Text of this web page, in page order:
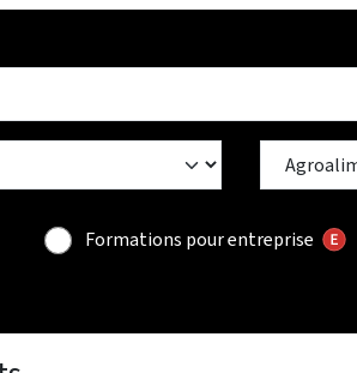
Formations pour entreprise